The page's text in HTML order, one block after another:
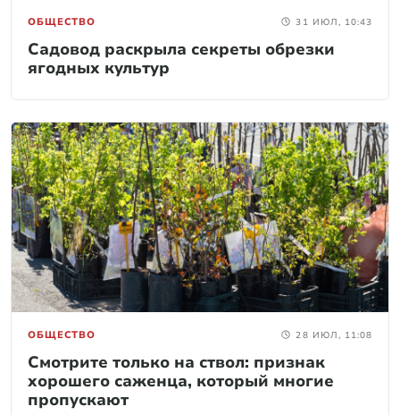
ОБЩЕСТВО 31 ИЮЛ, 10:43
Садовод раскрыла секреты обрезки
ягодных культур
ОБЩЕСТВО 28 ИЮЛ, 11:08
Смотрите только на ствол: признак
хорошего саженца, который многие
пропускают